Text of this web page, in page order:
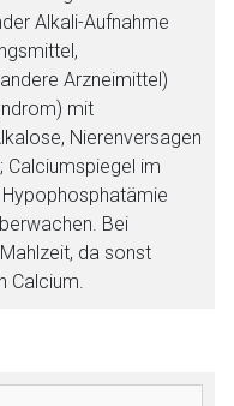
Alkali-Aufnahme
Arzneimittel)
mit
Nierenversagen
Calciumspiegel im
Bei
da sonst
Calcium.
eine externe Web-
Web-Seite ist deren
dort ggf. andere
liste.de